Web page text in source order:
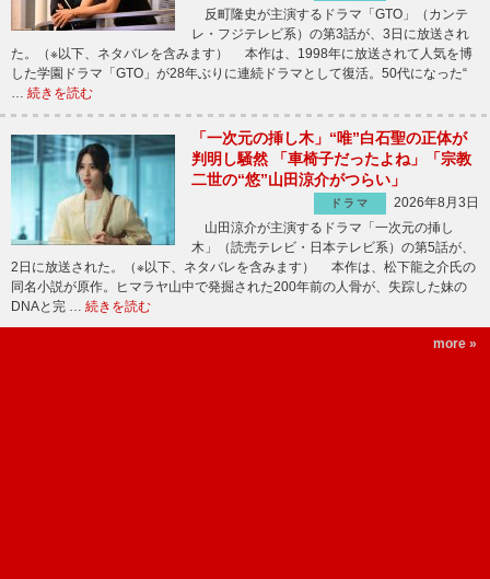
反町隆史が主演するドラマ「GTO」（カンテ
レ・フジテレビ系）の第3話が、3日に放送され
た。（※以下、ネタバレを含みます） 本作は、1998年に放送されて人気を博
した学園ドラマ「GTO」が28年ぶりに連続ドラマとして復活。50代になった“
… 続きを読む
「一次元の挿し木」“唯”白石聖の正体が
判明し騒然 「車椅子だったよね」「宗教
二世の“悠”山田涼介がつらい」
ドラマ
2026年8月3日
山田涼介が主演するドラマ「一次元の挿し
木」（読売テレビ・日本テレビ系）の第5話が、
2日に放送された。（※以下、ネタバレを含みます） 本作は、松下龍之介氏の
同名小説が原作。ヒマラヤ山中で発掘された200年前の人骨が、失踪した妹の
DNAと完 … 続きを読む
more »